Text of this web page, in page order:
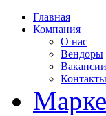
Главная
Компания
О нас
Вендоры
Вакансии
Контакты